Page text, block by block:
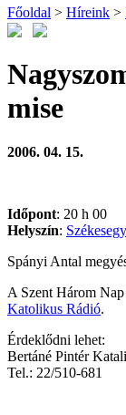
Főoldal > Híreink >
mise
2006. 04. 15.
Időpont: 20 h 00
Helyszín:
Spányi Antal
A Szent Három
Katolikus Rádió.
Érdeklődni lehet:
Bertáné Pintér
Tel.: 22/510-681